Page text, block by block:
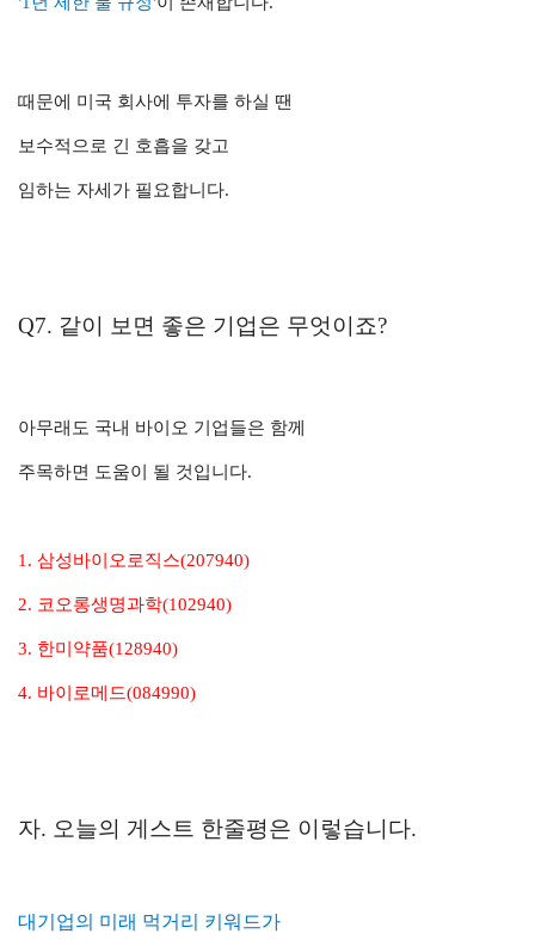
때문에 미국 회사에 투자를 하실 땐
보수적으로 긴 호흡을 갖고
임하는 자세가 필요합니다.
Q7. 같이 보면 좋은 기업은 무엇이죠?
아무래도 국내 바이오 기업들은 함께
주목하면 도움이 될 것입니다.
1. 삼성바이오로직스(207940)
2. 코오롱생명과학(102940)
3. 한미약품(128940)
4. 바이로메드(084990)
자. 오늘의 게스트 한줄평은 이렇습니다.
대기업의 미래 먹거리 키워드가